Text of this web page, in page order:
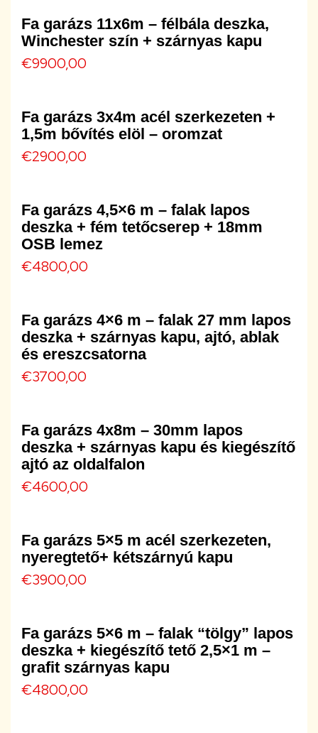
Fa garázs 11x6m – félbála deszka,
Winchester szín + szárnyas kapu
€9900,00
Fa garázs 3x4m acél szerkezeten +
1,5m bővítés elöl – oromzat
€2900,00
Fa garázs 4,5×6 m – falak lapos
deszka + fém tetőcserep + 18mm
OSB lemez
€4800,00
Fa garázs 4×6 m – falak 27 mm lapos
deszka + szárnyas kapu, ajtó, ablak
és ereszcsatorna
€3700,00
Fa garázs 4x8m – 30mm lapos
deszka + szárnyas kapu és kiegészítő
ajtó az oldalfalon
€4600,00
Fa garázs 5×5 m acél szerkezeten,
nyeregtető+ kétszárnyú kapu
€3900,00
Fa garázs 5×6 m – falak “tölgy” lapos
deszka + kiegészítő tető 2,5×1 m –
grafit szárnyas kapu
€4800,00